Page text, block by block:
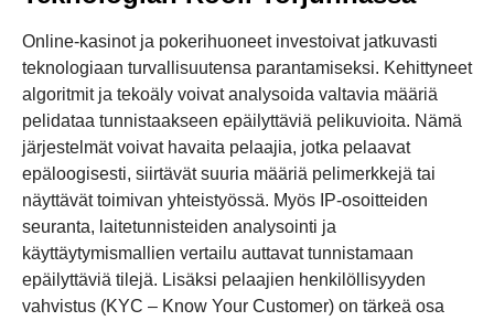
Online-kasinot ja pokerihuoneet investoivat jatkuvasti
teknologiaan turvallisuutensa parantamiseksi. Kehittyneet
algoritmit ja tekoäly voivat analysoida valtavia määriä
pelidataa tunnistaakseen epäilyttäviä pelikuvioita. Nämä
järjestelmät voivat havaita pelaajia, jotka pelaavat
epäloogisesti, siirtävät suuria määriä pelimerkkejä tai
näyttävät toimivan yhteistyössä. Myös IP-osoitteiden
seuranta, laitetunnisteiden analysointi ja
käyttäytymismallien vertailu auttavat tunnistamaan
epäilyttäviä tilejä. Lisäksi pelaajien henkilöllisyyden
vahvistus (KYC – Know Your Customer) on tärkeä osa